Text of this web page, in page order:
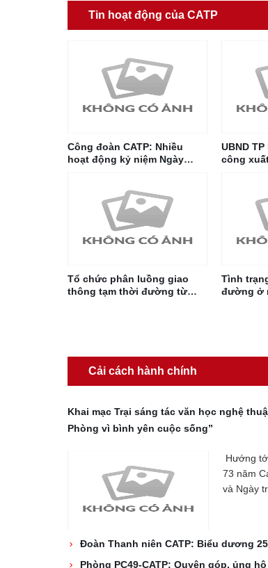
Tin hoạt động của CATP
Công đoàn CATP: Nhiều
hoạt động kỷ niệm Ngày
UBND
công
Tổ chức phân luồng giao
thông tạm thời đường từ
Tình
đường ở
Cải cách hành chính
Khai mạc Trại sáng tác văn học nghệ
Phòng vì bình yên cuộc sống”
Hướng
73 năm
và Ngày
Đoàn Thanh niên CATP: Biểu dương
Phòng PC49-CATP: Quyên góp, ủng